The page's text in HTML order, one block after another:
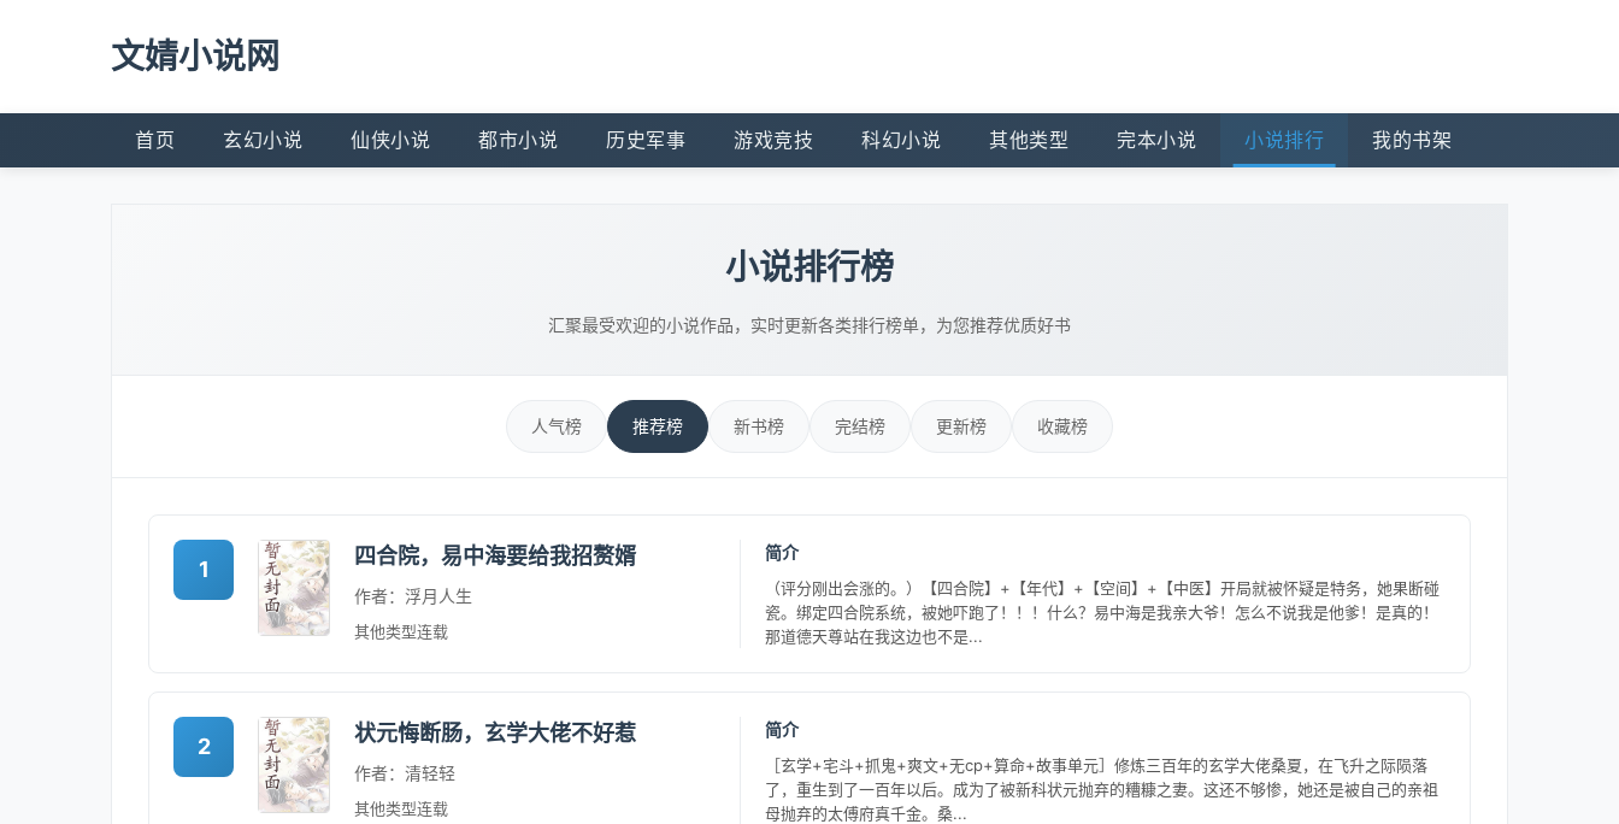
文婧小说网
首页 玄幻小说 仙侠小说 都市小说 历史军事 游戏竞技 科幻小说 其他类型 完本小说 小说排行 我的书架
小说排行榜
汇聚最受欢迎的小说作品，实时更新各类排行榜单，为您推荐优质好书
人气榜 推荐榜 新书榜 完结榜 更新榜 收藏榜
1
四合院，易中海要给我招赘婿
作者：浮月人生
其他类型连载
简介
（评分刚出会涨的。）【四合院】+【年代】+【空间】+【中医】开局就被怀疑是特务，她果断碰
瓷。绑定四合院系统，被她吓跑了！！！什么？易中海是我亲大爷！怎么不说我是他爹！是真的！
那道德天尊站在我这边也不是...
2
状元悔断肠，玄学大佬不好惹
作者：清轻轻
其他类型连载
简介
［玄学+宅斗+抓鬼+爽文+无cp+算命+故事单元］修炼三百年的玄学大佬桑夏，在飞升之际陨落
了，重生到了一百年以后。成为了被新科状元抛弃的糟糠之妻。这还不够惨，她还是被自己的亲祖
母抛弃的太傅府真千金。桑...